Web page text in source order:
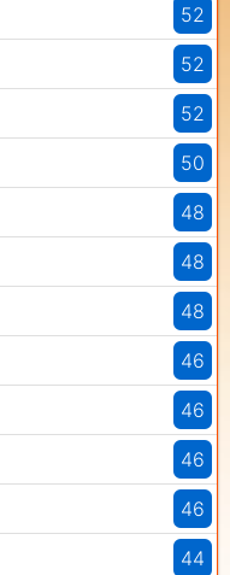
52
52
52
50
48
48
48
46
46
46
46
44